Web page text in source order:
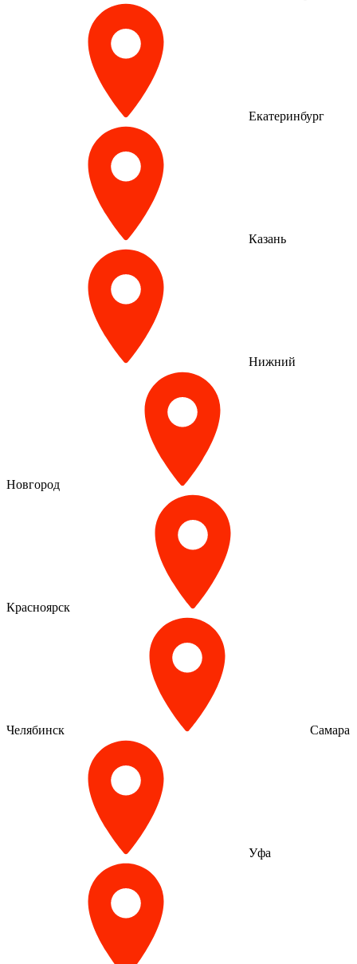
Екатеринбург
Казань
Нижний
Новгород
Красноярск
Челябинск Самара
Уфа